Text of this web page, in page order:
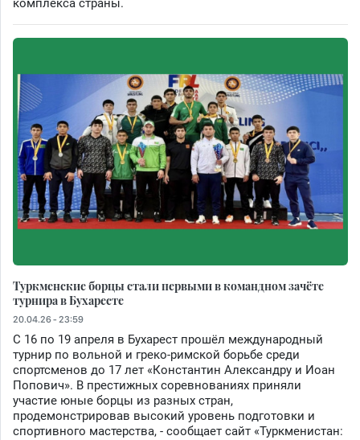
комплекса страны.
Туркменские борцы стали первыми в командном зачёте
турнира в Бухаресте
20.04.26 - 23:59
С 16 по 19 апреля в Бухарест прошёл международный
турнир по вольной и греко-римской борьбе среди
спортсменов до 17 лет «Константин Александру и Иоан
Попович». В престижных соревнованиях приняли
участие юные борцы из разных стран,
продемонстрировав высокий уровень подготовки и
спортивного мастерства, - сообщает сайт «Туркменистан: